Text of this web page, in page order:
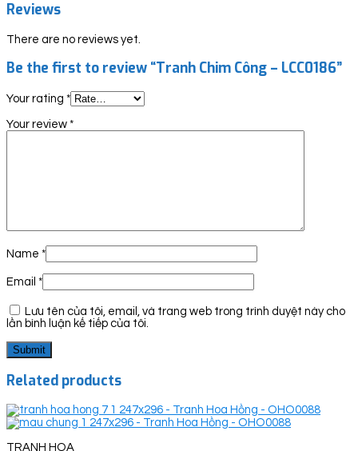
Reviews
There are no reviews yet.
Be the first to review “Tranh Chim Công – LCC0186”
Your rating *
Your review *
Name *
Email *
Lưu tên của tôi, email, và trang web trong trình duyệt này cho
lần bình luận kế tiếp của tôi.
Related products
TRANH HOA